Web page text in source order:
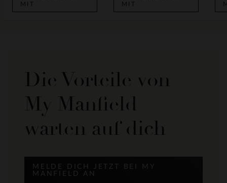
MIT
MIT
Die Vorteile von
My Manfield
warten auf dich
MELDE DICH JETZT BEI MY
MANFIELD AN